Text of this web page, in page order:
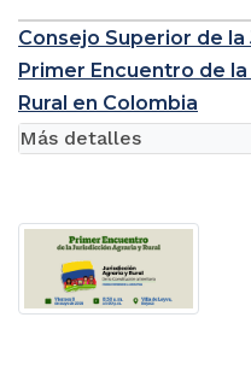
Consejo Superior de la
Primer Encuentro de
Rural en Colombia
Más detalles